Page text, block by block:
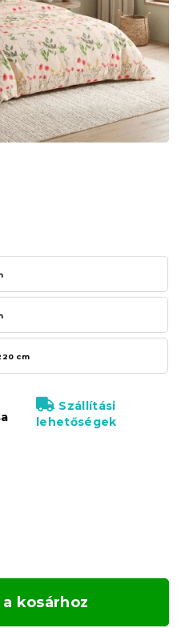
cm
Szállítási
lehetőségek
a kosárhoz